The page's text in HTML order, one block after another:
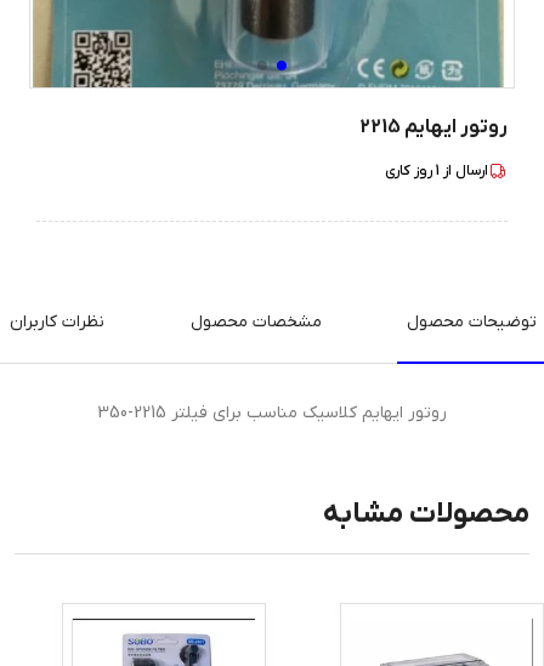
روتور ایهایم 2215
ارسال از 1روز کاری
توضیحات محصول مشخصات محصول نظرات کاربران
روتور ایهایم‌ کلاسیک مناسب برای فیلتر 2215-350
محصولات مشابه